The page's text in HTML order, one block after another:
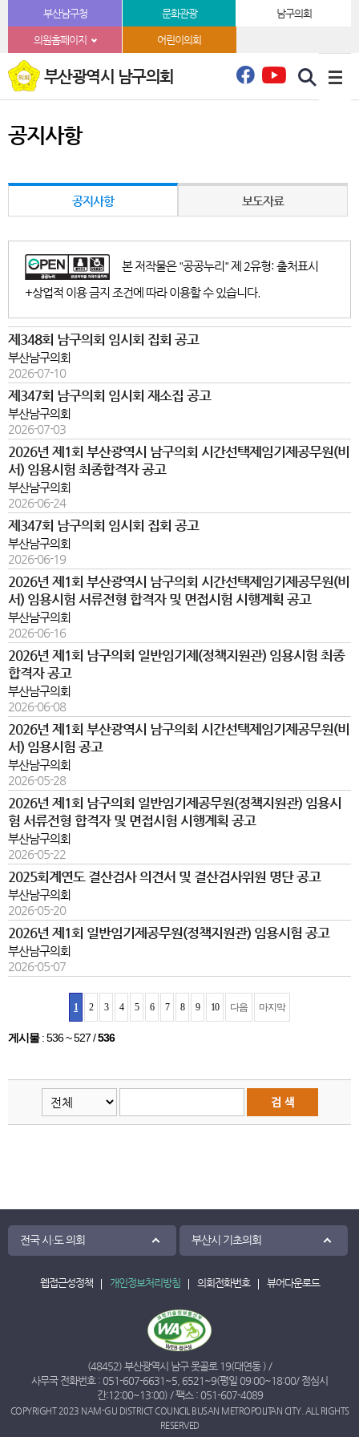
본문바로가기부산남구청 문화관광 남구의회
의원홈페이지 어린이의회
부산광역시 남구의회
공지사항
공지사항 보도자료
본 저작물은 "공공누리" 제 2유형: 출처표시
+상업적 이용 금지 조건에 따라 이용할 수 있습니다.
제348회 남구의회 임시회 집회 공고
부산남구의회
2026-07-10
제347회 남구의회 임시회 재소집 공고
부산남구의회
2026-07-03
2026년 제1회 부산광역시 남구의회 시간선택제임기제공무원(비
서) 임용시험 최종합격자 공고
부산남구의회
2026-06-24
제347회 남구의회 임시회 집회 공고
부산남구의회
2026-06-19
2026년 제1회 부산광역시 남구의회 시간선택제임기제공무원(비
서) 임용시험 서류전형 합격자 및 면접시험 시행계획 공고
부산남구의회
2026-06-16
2026년 제1회 남구의회 일반임기제(정책지원관) 임용시험 최종
합격자 공고
부산남구의회
2026-06-08
2026년 제1회 부산광역시 남구의회 시간선택제임기제공무원(비
서) 임용시험 공고
부산남구의회
2026-05-28
2026년 제1회 남구의회 일반임기제공무원(정책지원관) 임용시
험 서류전형 합격자 및 면접시험 시행계획 공고
부산남구의회
2026-05-22
2025회계연도 결산검사 의견서 및 결산검사위원 명단 공고
부산남구의회
2026-05-20
2026년 제1회 일반임기제공무원(정책지원관) 임용시험 공고
부산남구의회
2026-05-07
1 2 3 4 5 6 7 8 9 10 다음 마지막
게시물: 536 ~ 527 /536
전국 시·도 의회 부산시 기초의회
웹접근성정책 개인정보처리방침 의회전화번호 뷰어다운로드
(48452) 부산광역시 남구 못골로 19(대연동 ) /
사무국 전화번호 : 051-607-6631 ~5 6521 ~9(평일 09:00~18:00/ 점심시
간:12:00~13:00) / 팩스 : 051-607-4089
COPYRIGHT 2023 NAM-GU DISTRICT COUNCIL BUSAN METROPOLITAN CITY. ALL RIGHTS
RESERVED